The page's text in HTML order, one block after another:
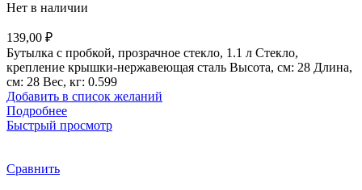
Нет в наличии
139,00 ₽
Бутылка с пробкой, прозрачное стекло, 1.1 л Стекло,
крепление крышки-нержавеющая сталь Высота, см: 28 Длина,
см: 28 Вес, кг: 0.599
Добавить в список желаний
Подробнее
Быстрый просмотр
Сравнить